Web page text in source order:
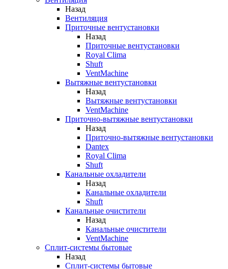
Назад
Вентиляция
Приточные вентустановки
Назад
Приточные вентустановки
Royal Clima
Shuft
VentMachine
Вытяжные вентустановки
Назад
Вытяжные вентустановки
VentMachine
Приточно-вытяжные вентустановки
Назад
Приточно-вытяжные вентустановки
Dantex
Royal Clima
Shuft
Канальные охладители
Назад
Канальные охладители
Shuft
Канальные очистители
Назад
Канальные очистители
VentMachine
Сплит-системы бытовые
Назад
Сплит-системы бытовые